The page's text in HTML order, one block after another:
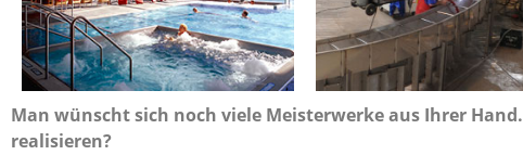
Man wünscht sich noch viele Meisterwerke aus Ihrer
realisieren?